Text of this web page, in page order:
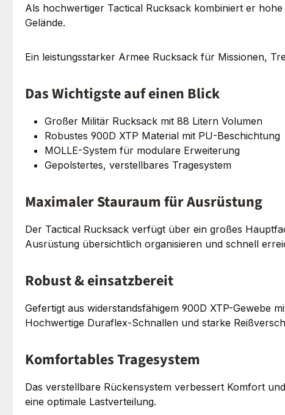
Als hochwertiger Tactical Rucksack kombiniert er
Gelände.
Ein leistungsstarker Armee Rucksack für Missionen,
Das Wichtigste auf einen Blick
Großer Militär Rucksack mit 88 Litern Volumen
Robustes 900D XTP Material mit PU-Beschichtung
MOLLE-System für modulare Erweiterung
Gepolstertes, verstellbares Tragesystem
Maximaler Stauraum für Ausrüstung
Der Tactical Rucksack verfügt über ein großes
Ausrüstung übersichtlich organisieren und schnell
Robust & einsatzbereit
Gefertigt aus widerstandsfähigem 900D XTP-Gewebe
Hochwertige Duraflex-Schnallen und starke
Komfortables Tragesystem
Das verstellbare Rückensystem verbessert Komfort
eine optimale Lastverteilung.